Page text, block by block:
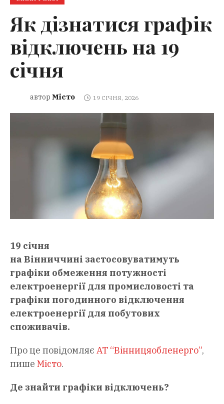
Як дізнатися графік
відключень на 19
січня
автор Місто 19 СІЧНЯ, 2026
19 січня
на Вінниччині застосовуватимуть
графіки обмеження потужності
електроенергії для промисловості та
графіки погодинного відключення
електроенергії для побутових
споживачів.
Про це повідомляє АТ “Вінницяобленерго”,
пише Місто.
Де знайти графіки відключень?